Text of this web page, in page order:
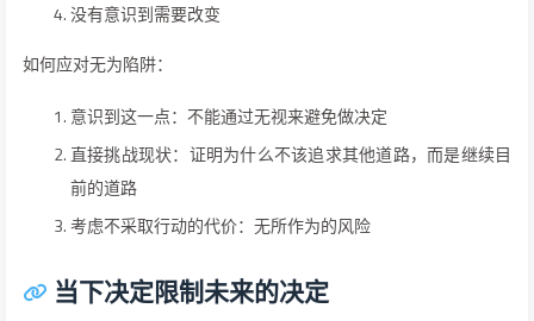
没有意识到需要改变
如何应对无为陷阱：
意识到这一点：不能通过无视来避免做决定
直接挑战现状：证明为什么不该追求其他道路，而是继续目
前的道路
考虑不采取行动的代价：无所作为的风险
当下决定限制未来的决定